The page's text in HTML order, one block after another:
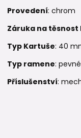
Provedení: chrom
Záruka na
Typ Kartuše: 40
Typ ramene: pevné
Příslušenství: